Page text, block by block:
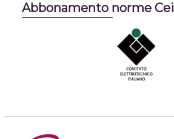
Abbonamento norme Cei